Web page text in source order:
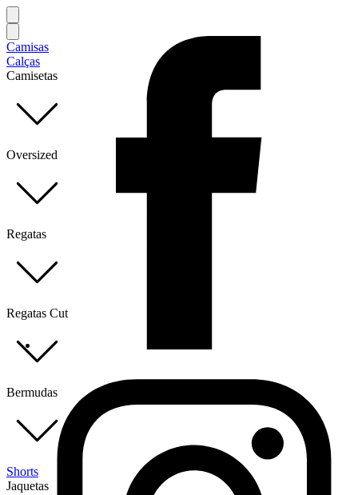
Camisas
Calças
Camisetas
Oversized
Regatas
Regatas Cut
Bermudas
Shorts
Jaquetas